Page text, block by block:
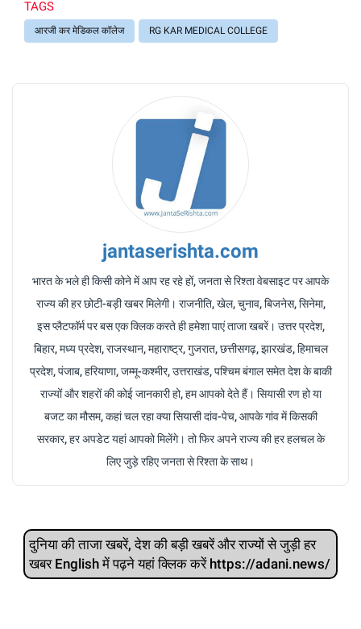
TAGS
आरजी कर मेडिकल कॉलेज RG KAR MEDICAL COLLEGE
jantaserishta.com
भारत के भले ही किसी कोने में आप रह रहे हों, जनता से रिश्ता वेबसाइट पर आपके
राज्य की हर छोटी-बड़ी खबर मिलेगी। राजनीति, खेल, चुनाव, बिजनेस, सिनेमा,
इस प्लैटफॉर्म पर बस एक क्लिक करते ही हमेशा पाएं ताजा खबरें। उत्तर प्रदेश,
बिहार, मध्य प्रदेश, राजस्थान, महाराष्ट्र, गुजरात, छत्तीसगढ़, झारखंड, हिमाचल
प्रदेश, पंजाब, हरियाणा, जम्मू-कश्मीर, उत्तराखंड, पश्चिम बंगाल समेत देश के बाकी
राज्यों और शहरों की कोई जानकारी हो, हम आपको देते हैं। सियासी रण हो या
बजट का मौसम, कहां चल रहा क्या सियासी दांव-पेच, आपके गांव में किसकी
सरकार, हर अपडेट यहां आपको मिलेंगे। तो फिर अपने राज्य की हर हलचल के
लिए जुड़े रहिए जनता से रिश्ता के साथ।
दुनिया की ताजा खबरें, देश की बड़ी खबरें और राज्‍यों से जुड़ी हर
खबर English में पढ़ने यहां क्लिक करें https://adani.news/